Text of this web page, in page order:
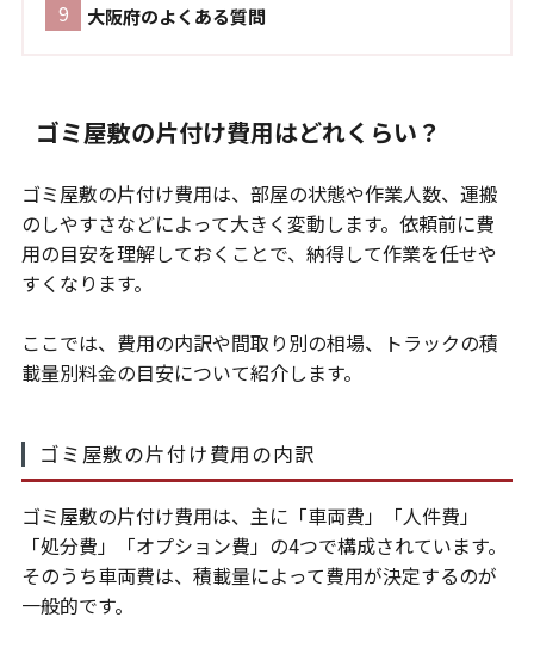
大阪府のよくある質問
ゴミ屋敷の片付け費用はどれくらい？
ゴミ屋敷の片付け費用は、部屋の状態や作業人数、運搬
のしやすさなどによって大きく変動します。依頼前に費
用の目安を理解しておくことで、納得して作業を任せや
すくなります。
ここでは、費用の内訳や間取り別の相場、トラックの積
載量別料金の目安について紹介します。
ゴミ屋敷の片付け費用の内訳
ゴミ屋敷の片付け費用は、主に「車両費」「人件費」
「処分費」「オプション費」の4つで構成されています。
そのうち車両費は、積載量によって費用が決定するのが
一般的です。